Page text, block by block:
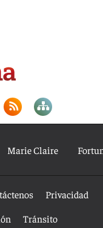
Marie Claire
Privacidad
Tránsito